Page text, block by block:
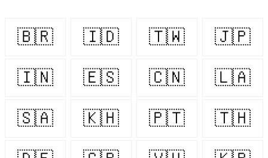
🇧🇷 🇮🇩 🇹🇼 🇯🇵
🇮🇳 🇪🇸 🇨🇳 🇱🇦
🇸🇦 🇰🇭 🇵🇹 🇹🇭